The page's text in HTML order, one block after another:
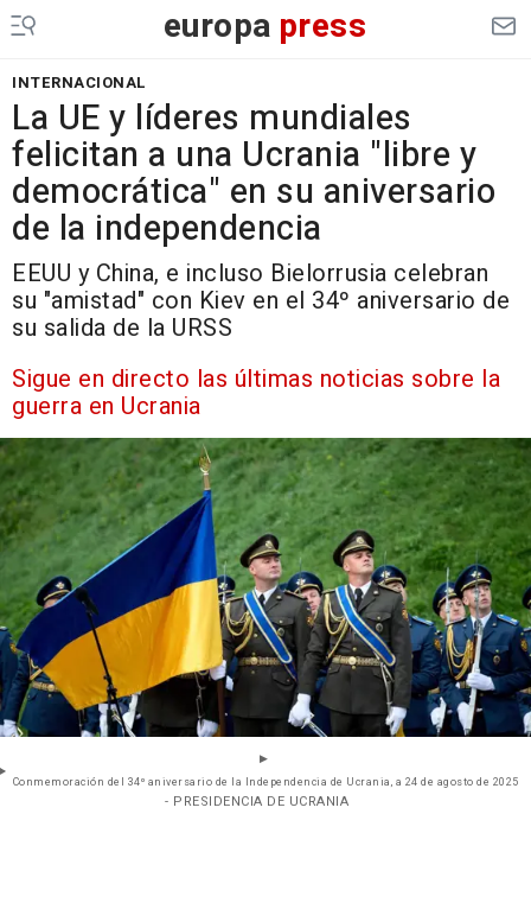
europa press
INTERNACIONAL
La UE y líderes mundiales
felicitan a una Ucrania "libre y
democrática" en su aniversario
de la independencia
EEUU y China, e incluso Bielorrusia celebran
su "amistad" con Kiev en el 34º aniversario de
su salida de la URSS
Sigue en directo las últimas noticias sobre la
guerra en Ucrania
Conmemoración del 34º aniversario de la Independencia de Ucrania, a 24 de agosto de 2025
- PRESIDENCIA DE UCRANIA